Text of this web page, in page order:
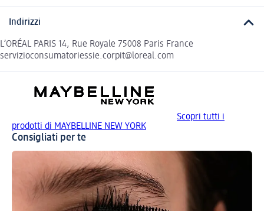
Indirizzi
L’ORÉAL PARIS 14, Rue Royale 75008 Paris France
servizioconsumatoriessie.corpit@loreal.com
Scopri tutti i
prodotti di MAYBELLINE NEW YORK
Consigliati per te